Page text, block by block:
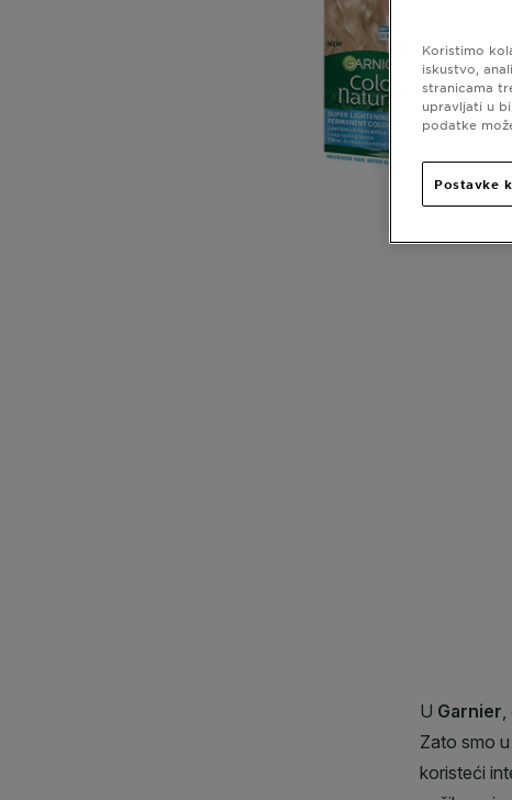
Koristimo
iskustvo,
stranicama
upravljati u
podatke
Postavke